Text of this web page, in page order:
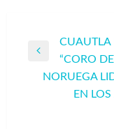
Navegación
entradas
Entrada
anterior
CUAUTLA
“CORO
NORUEGA
EN